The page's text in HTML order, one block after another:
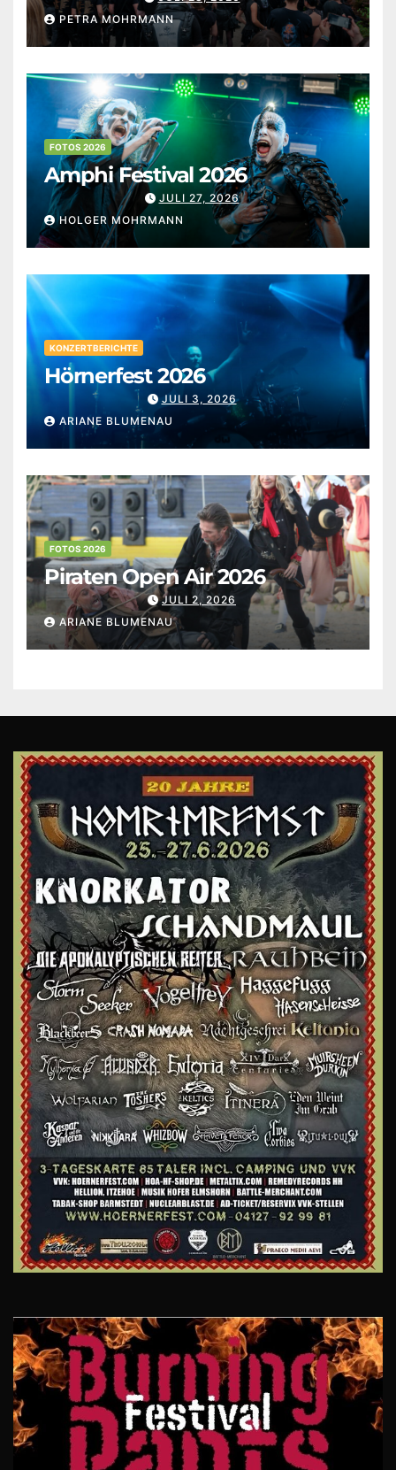
PETRA MOHRMANN
FOTOS 2026
Amphi Festival 2026
JULI 27, 2026
HOLGER MOHRMANN
KONZERTBERICHTE
Hörnerfest 2026
JULI 3, 2026
ARIANE BLUMENAU
FOTOS 2026
Piraten Open Air 2026
JULI 2, 2026
ARIANE BLUMENAU